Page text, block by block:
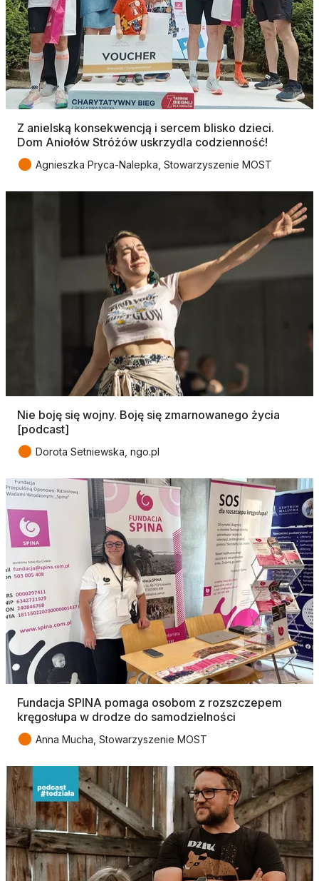
Z anielską konsekwencją i sercem blisko dzieci.
Dom Aniołów Stróżów uskrzydla codzienność!
● Agnieszka Pryca-Nalepka, Stowarzyszenie MOST
Nie boję się wojny. Boję się zmarnowanego życia
[podcast]
● Dorota Setniewska, ngo.pl
Fundacja SPINA pomaga osobom z rozszczepem
kręgosłupa w drodze do samodzielności
● Anna Mucha, Stowarzyszenie MOST